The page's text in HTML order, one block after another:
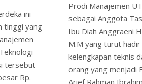
ini
tinggi yang
tersebut
Rp.
Prodi Manajemen
sebagai Anggota
Ibu Diah Anggraeni
M.M yang turut
kelengkapan teknis
orang yang menjadi